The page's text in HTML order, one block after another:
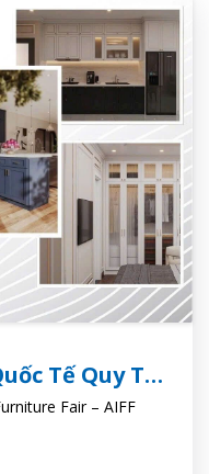
Tế Quy Tụ
Việt Nam
Fair – AIFF